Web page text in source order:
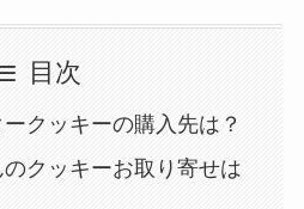
目次
クッキーの購入先は？
クッキーお取り寄せは